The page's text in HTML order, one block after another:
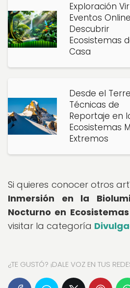
Exploración
Eventos
Descubrir
Ecosistemas
Casa
Desde el
Técnicas de
Reportaje en
Ecosistemas
Extremos
Si quieres conocer otros
Inmersión en la
Nocturno en
visitar la categoría
¿TE GUSTÓ? ¡DALE VOZ EN TUS